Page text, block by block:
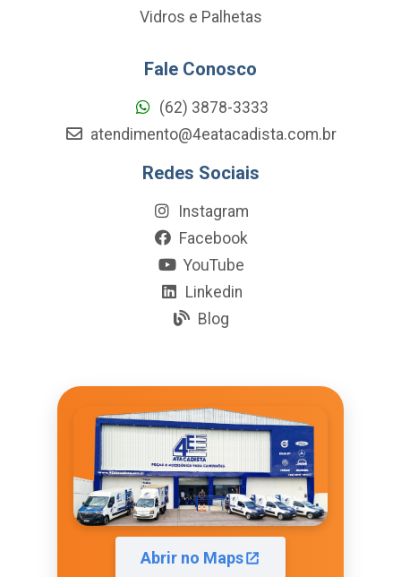
Vidros e Palhetas
Fale Conosco
(62) 3878-3333
atendimento@4eatacadista.com.br
Redes Sociais
Instagram
Facebook
YouTube
Linkedin
Blog
Abrir no Maps